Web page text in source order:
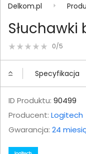
Delkom.pl
0/5
Specyfikacja
ID Produktu: 90499
Producent: Logitech
Gwarancja: 24